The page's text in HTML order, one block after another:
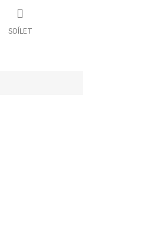
SDÍLET